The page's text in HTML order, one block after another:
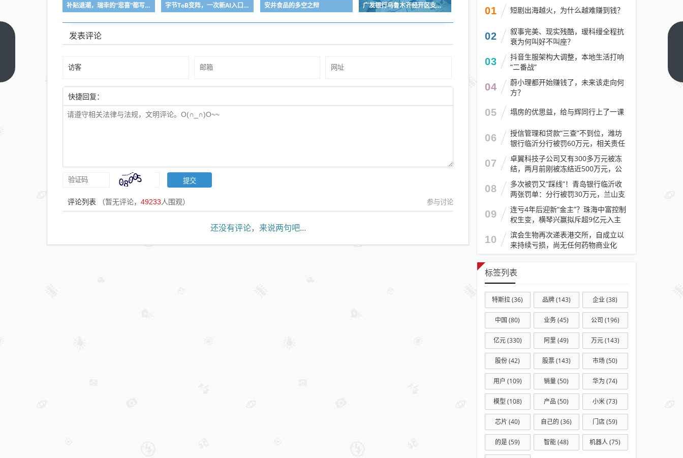
补贴退潮，瑞幸的“悲喜”都写在了外卖里 字节ToB变阵，一次新AI入口之争 安井食品的多空之辩 广发银行乌鲁木齐经开区支行被罚20万，涉贷款管理不到位
发表评论
快捷回复：
评论列表 （暂无评论， 49233人围观） 参与讨论
还没有评论，来说两句吧...
01 短剧出海越火，为什么越难赚到钱？
02
叙事完美、现实残酷，瑷科缦全程抗
衰为何叫好不叫座？
03
抖音生服架构大调整，本地生活打响
“二番战”
04
蔚小理都开始赚钱了，未来该走向何
方？
05 塌房的优思益，给与辉同行上了一课
06
授信管理和贷款“三查”不到位，潍坊
银行临沂分行被罚60万元，相关责任
人被警告
07
卓翼科技子公司又有300多万元被冻
结，两月前刚被冻结近500万元，公
司去年预计亏损至少2.1亿元
08
多次被罚又“踩线”！青岛银行临沂收
两张罚单：分行被罚30万元，兰山支
行被罚30万元
09
连亏4年后迎新“金主”？珠海中富控制
权生变，横琴兴赢拟斥超9亿元入主
10
滨会生物再次递表港交所，自成立以
来持续亏损，尚无任何药物商业化
标签列表
特斯拉(36) 品牌(143) 企业(38)
中国 (80) 业务(45) 公司 (196)
亿元(330) 阿里 (49) 万元(143)
股份(42) 股票(143) 市场(50)
用户 (109) 销量(50) 华为 (74)
模型 (108) 产品 (50) 小米(73)
芯片 (40) 自己的 (36) 门店(59)
的是(59) 智能(48) 机器人(75)